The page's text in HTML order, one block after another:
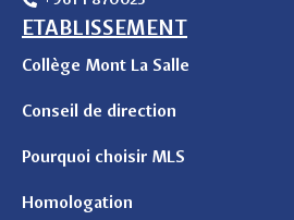
ETABLISSEMENT
Collège Mont La Salle
Conseil de direction
Pourquoi choisir MLS
Homologation